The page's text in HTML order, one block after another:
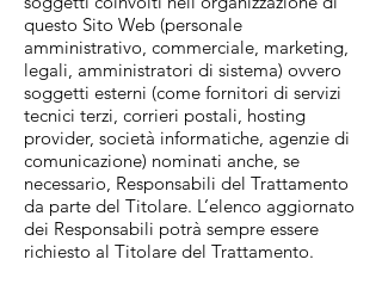
questo Sito Web (personale
amministrativo, commerciale, marketing,
legali, amministratori di sistema) ovvero
soggetti esterni (come fornitori di servizi
tecnici terzi, corrieri postali, hosting
provider, società informatiche, agenzie di
comunicazione) nominati anche, se
necessario, Responsabili del Trattamento
da parte del Titolare. L’elenco aggiornato
dei Responsabili potrà sempre essere
richiesto al Titolare del Trattamento.